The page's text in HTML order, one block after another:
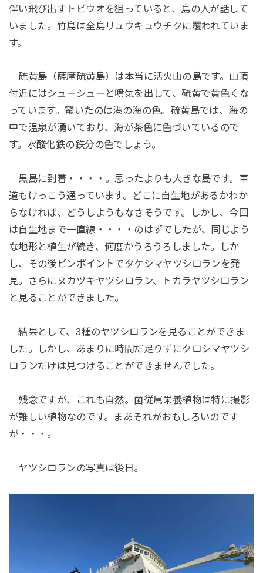
伴い飛び出すトビウオを狙っていると、島の人が話して
いました。竹島は全島リュウキュウチクに覆われていま
す。
硫黄島（薩摩硫黄島）は本当に活火山の島です。山頂
付近にはシューシューと噴気を出して、硫黄で黄色くな
っています。驚いたのは港の海の色。硫黄島では、海の
中で温泉が湧いており、海が茶色に色づいているので
す。水酸化鉄の鉄分の色でしょう。
黒島に到着・・・・。思ったよりも大きな島です。車
道もけっこう通っています。どこに自生地があるかわか
らなければ、どうしようもなさそうです。しかし、今回
は自生地まで一直線・・・・のはずでしたが、同じよう
な地形と植生が続き、何度かうろうろしました。しか
し、その後ピンポイントでタケシマヤツシロランを発
見。さらにヌカヅキヤツシロラン、トカラヤツシロラン
と見ることができました。
結果として、3種のヤツシロランを見ることができま
した。しかし、あまりに時間だ足りずにクロシマヤツシ
ロランだけは見つけることができませんでした。
残念ですが、これも自然。菌従属栄養植物は特に撮影
が難しい植物なのです。まあそれがおもしろいのです
が・・・。
ヤツシロランの写真は後日。